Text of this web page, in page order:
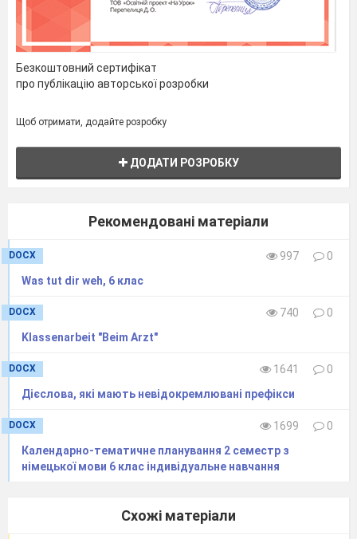
Безкоштовний сертифікат
про публікацію авторської розробки
Щоб отримати, додайте розробку
ДОДАТИ РОЗРОБКУ
Рекомендовані матеріали
DOCX 997
0
Was tut dir weh, 6 клас
DOCX 740
0
Klassenarbeit "Beim Arzt"
DOCX 1641
0
Дієслова, які мають невідокремлювані префікси
DOCX 1699
0
Календарно-тематичне планування 2 семестр з
німецької мови 6 клас індивідуальне навчання
Схожі матеріали